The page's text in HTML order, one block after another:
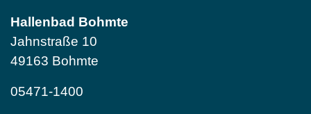
Hallenbad Bohmte
Jahnstraße 10
49163 Bohmte
05471-1400